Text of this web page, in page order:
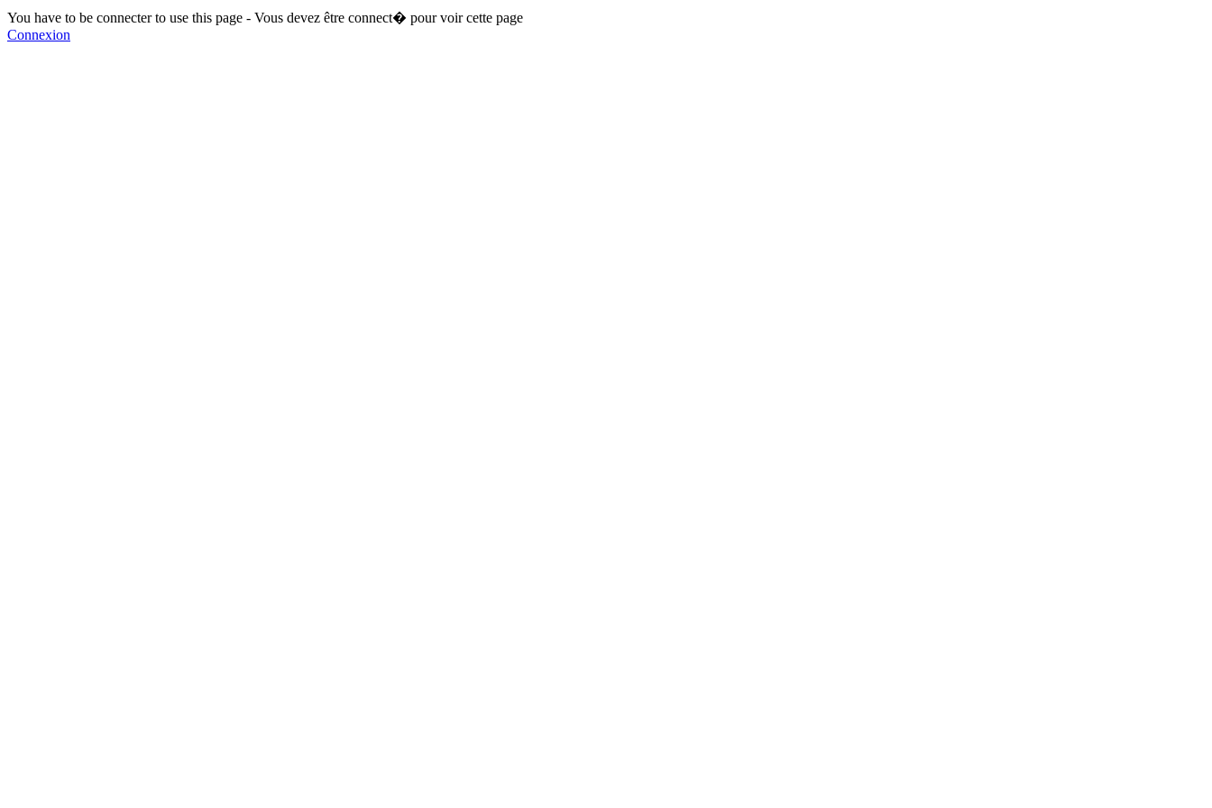
You have to be connecter to use this page - Vous devez être connect� pour voir cette page
Connexion